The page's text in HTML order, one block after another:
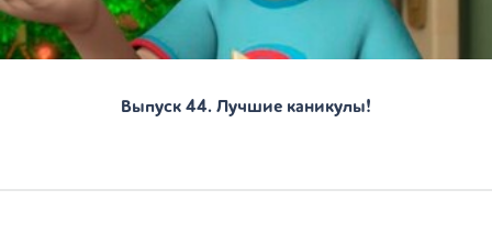
Выпуск 44. Лучшие каникулы!